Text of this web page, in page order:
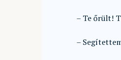
– Te őrült!
–